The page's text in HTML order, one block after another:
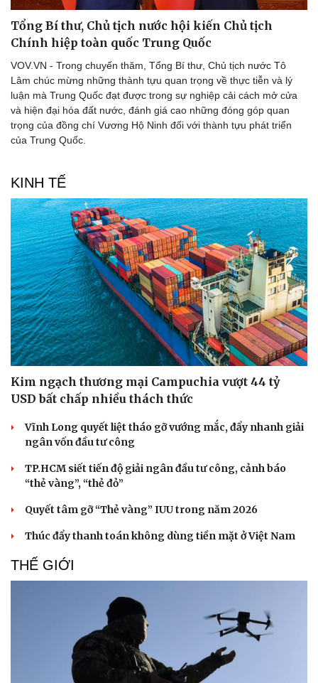
Doanh nghiệp
Thông tin doanh nghiệp
Công nghệ
Tổng Bí thư, Chủ tịch nước hội kiến Chủ tịch
Chính hiệp toàn quốc Trung Quốc
VOV.VN - Trong chuyến thăm, Tổng Bí thư, Chủ tịch nước Tô
Lâm chúc mừng những thành tựu quan trọng về thực tiễn và lý
luận mà Trung Quốc đạt được trong sự nghiệp cải cách mở cửa
và hiện đại hóa đất nước, đánh giá cao những đóng góp quan
trọng của đồng chí Vương Hộ Ninh đối với thành tựu phát triển
của Trung Quốc.
KINH TẾ
Kim ngạch thương mại Campuchia vượt 44 tỷ
USD bất chấp nhiều thách thức
Vĩnh Long quyết liệt tháo gỡ vướng mắc, đẩy nhanh giải
ngân vốn đầu tư công
TP.HCM siết tiến độ giải ngân đầu tư công, cảnh báo
“thẻ vàng”, “thẻ đỏ”
Quyết tâm gỡ “Thẻ vàng” IUU trong năm 2026
Thúc đẩy thanh toán không dùng tiền mặt ở Việt Nam
THẾ GIỚI